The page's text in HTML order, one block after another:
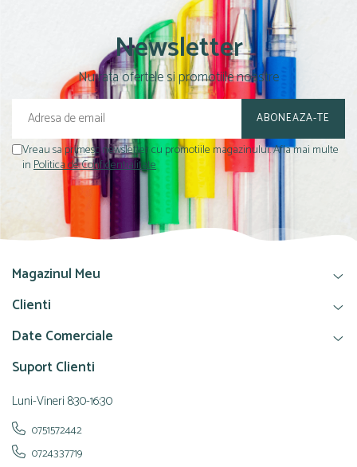
Newsletter
Nu rata ofertele si promotiile noastre
Vreau sa primesc newsletter cu promotiile magazinului. Afla mai multe
inPolitica de Confidentialitate
Magazinul Meu
Clienti
Date Comerciale
Suport Clienti
Luni-Vineri 8:30-16:30
0751572442
0724337719